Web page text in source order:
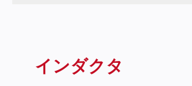
インダクタ